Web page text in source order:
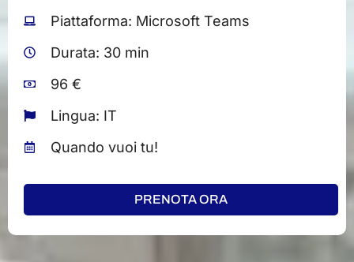
Piattaforma: Microsoft Teams
Durata: 30 min
96 €
Lingua: IT
Quando vuoi tu!
PRENOTA ORA